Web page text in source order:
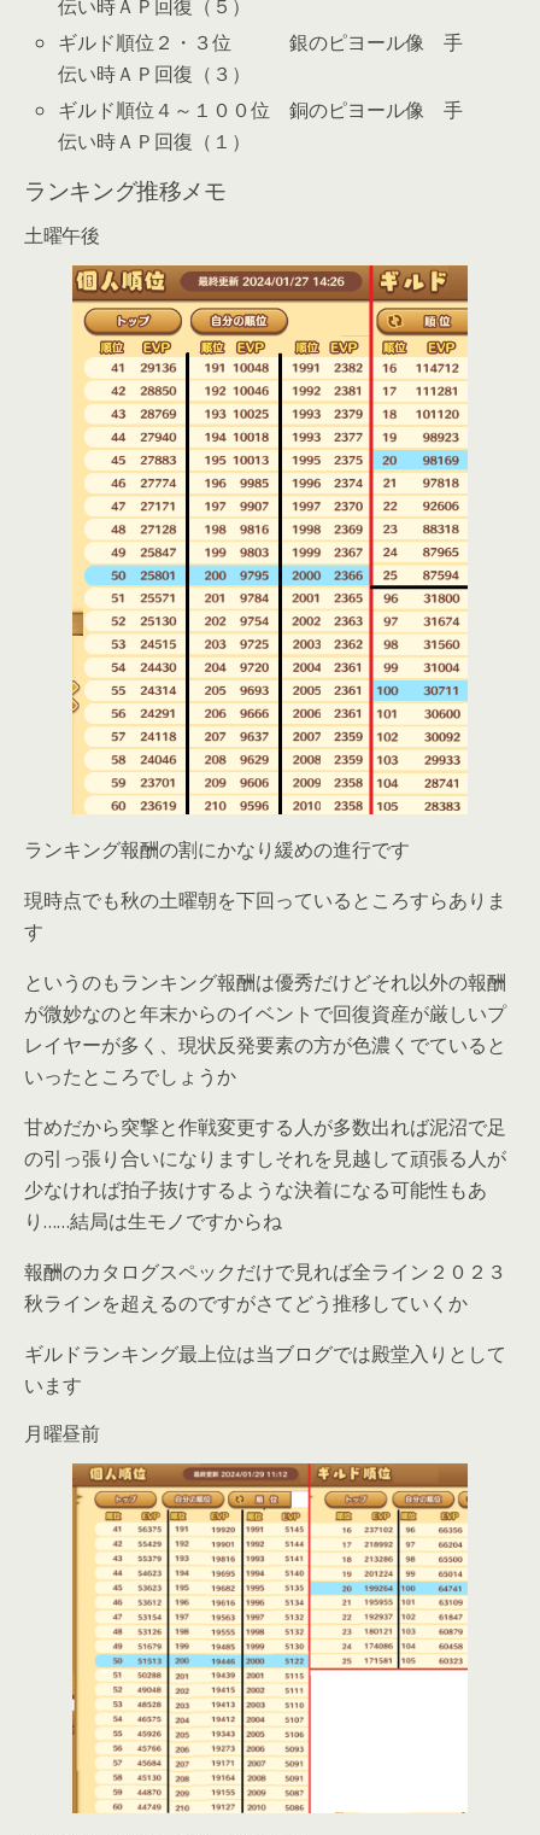
伝い時ＡＰ回復（５）
ギルド順位２・３位 銀のピヨール像 手
伝い時ＡＰ回復（３）
ギルド順位４～１００位 銅のピヨール像 手
伝い時ＡＰ回復（１）
ランキング推移メモ
土曜午後
ランキング報酬の割にかなり緩めの進行です
現時点でも秋の土曜朝を下回っているところすらありま
す
というのもランキング報酬は優秀だけどそれ以外の報酬
が微妙なのと年末からのイベントで回復資産が厳しいプ
レイヤーが多く、現状反発要素の方が色濃くでていると
いったところでしょうか
甘めだから突撃と作戦変更する人が多数出れば泥沼で足
の引っ張り合いになりますしそれを見越して頑張る人が
少なければ拍子抜けするような決着になる可能性もあ
り……結局は生モノですからね
報酬のカタログスペックだけで見れば全ライン２０２３
秋ラインを超えるのですがさてどう推移していくか
ギルドランキング最上位は当ブログでは殿堂入りとして
います
月曜昼前